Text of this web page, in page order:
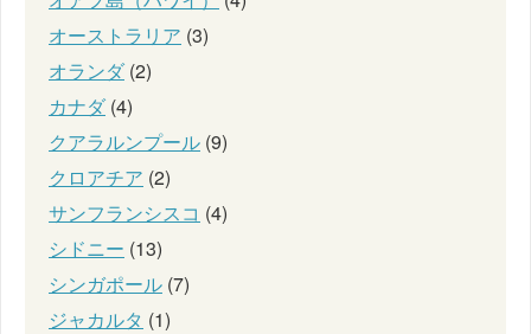
オーストラリア (3)
オランダ(2)
カナダ(4)
クアラルンプール (9)
クロアチア (2)
サンフランシスコ (4)
シドニー (13)
シンガポール (7)
ジャカルタ (1)